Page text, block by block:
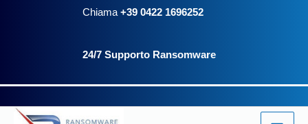
Chiama +39 0422 1696252
24/7 Supporto Ransomware